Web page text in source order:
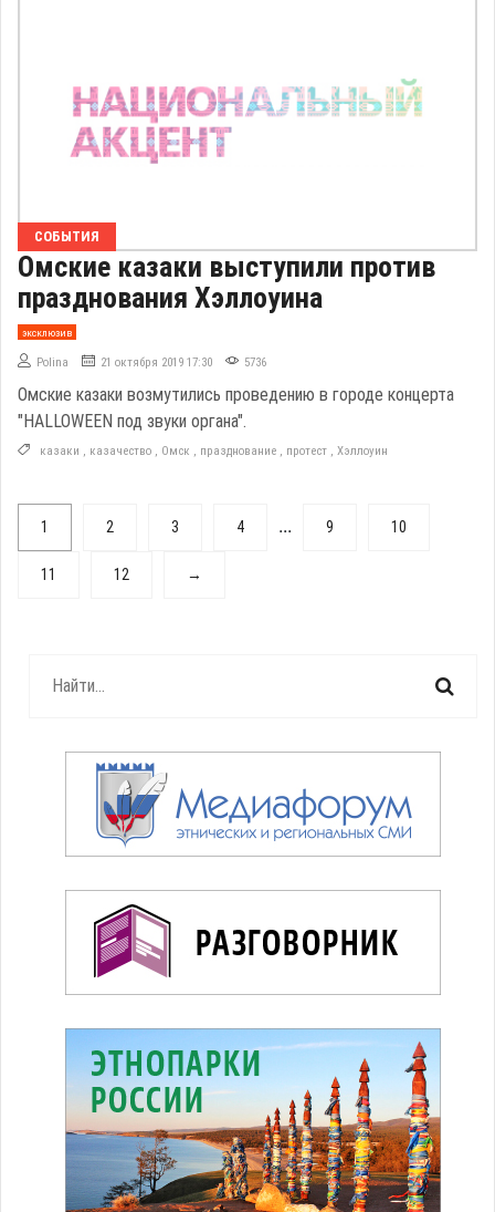
СОБЫТИЯ
Омские казаки выступили против
празднования Хэллоуина
эксклюзив
Polina 21 октября 2019 17:30 5736
Омские казаки возмутились проведению в городе концерта
"HALLOWEEN под звуки органа".
казаки , казачество , Омск , празднование , протест , Хэллоуин
1 2 3 4 ... 9 10
11 12 →